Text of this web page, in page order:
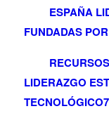
ESPAÑA
FUNDADAS
LIDERAZGO
TECNOLÓGICO